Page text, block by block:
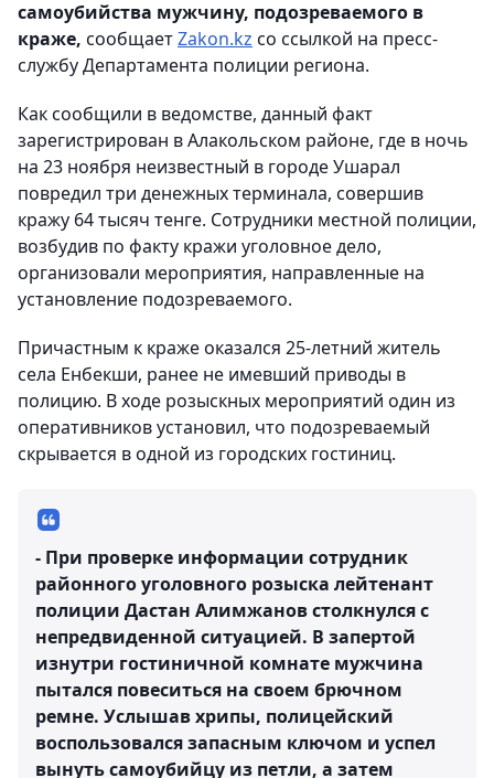
самоубийства мужчину, подозреваемого в
краже, сообщаетZakon.kz со ссылкой на пресс-
службу Департамента полиции региона.
Как сообщили в ведомстве, данный факт
зарегистрирован в Алакольском районе, где в ночь
на 23 ноября неизвестный в городе Ушарал
повредил три денежных терминала, совершив
кражу 64 тысяч тенге. Сотрудники местной полиции,
возбудив по факту кражи уголовное дело,
организовали мероприятия, направленные на
установление подозреваемого.
Причастным к краже оказался 25-летний житель
села Енбекши, ранее не имевший приводы в
полицию. В ходе розыскных мероприятий один из
оперативников установил, что подозреваемый
скрывается в одной из городских гостиниц.
- При проверке информации сотрудник
районного уголовного розыска лейтенант
полиции Дастан Алимжанов столкнулся с
непредвиденной ситуацией. В запертой
изнутри гостиничной комнате мужчина
пытался повеситься на своем брючном
ремне. Услышав хрипы, полицейский
воспользовался запасным ключом и успел
вынуть самоубийцу из петли, а затем